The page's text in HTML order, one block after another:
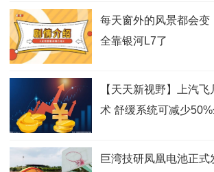
每天窗外的风景都会变
全靠银河L7了
【天天新视野】上汽
术 舒缓系统可减少
巨湾技研凤凰电池正